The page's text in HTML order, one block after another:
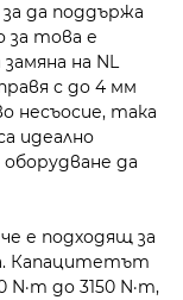
да поддържа
за това е
на NL
с до 4 мм
несъосие, така
идеално
да
е подходящ за
Капацитетът
до 3150 N·m,